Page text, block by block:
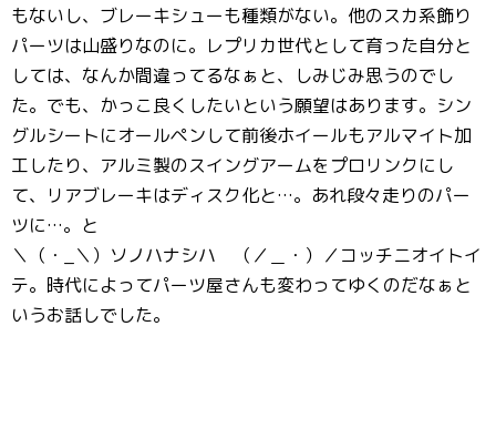
もないし、ブレーキシューも種類がない。他のスカ系飾り
パーツは山盛りなのに。レプリカ世代として育った自分と
しては、なんか間違ってるなぁと、しみじみ思うのでし
た。でも、かっこ良くしたいという願望はあります。シン
グルシートにオールペンして前後ホイールもアルマイト加
工したり、アルミ製のスイングアームをプロリンクにし
て、リアブレーキはディスク化と…。あれ段々走りのパー
ツに…。と
＼（・_＼）ソノハナシハ （／＿・）／コッチニオイトイ
テ。時代によってパーツ屋さんも変わってゆくのだなぁと
いうお話しでした。